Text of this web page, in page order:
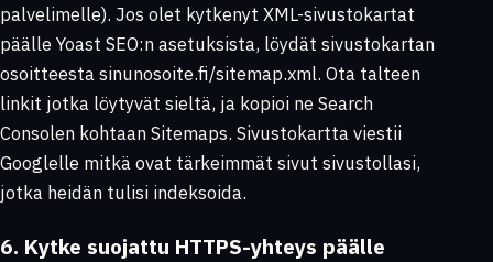
palvelimelle). Jos olet kytkenyt XML-sivustokartat
päälle Yoast SEO:n asetuksista, löydät sivustokartan
osoitteestasinunosoite.fi/sitemap.xml. Ota talteen
linkit jotka löytyvät sieltä, ja kopioi ne Search
Consolen kohtaanSitemaps. Sivustokartta viestii
Googlelle mitkä ovat tärkeimmät sivut sivustollasi,
jotka heidän tulisi indeksoida.
6. Kytke suojattu HTTPS-yhteys päälle